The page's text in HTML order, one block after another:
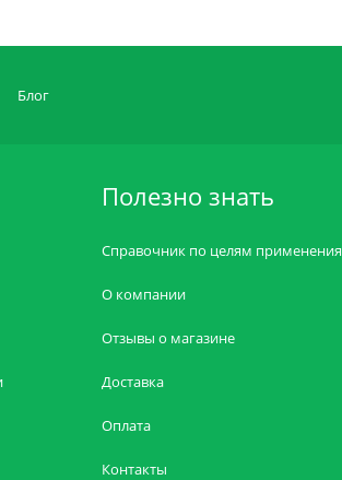
Блог
Полезно знать
Справочник по целям применения
О компании
Отзывы о магазине
Доставка
Оплата
Контакты